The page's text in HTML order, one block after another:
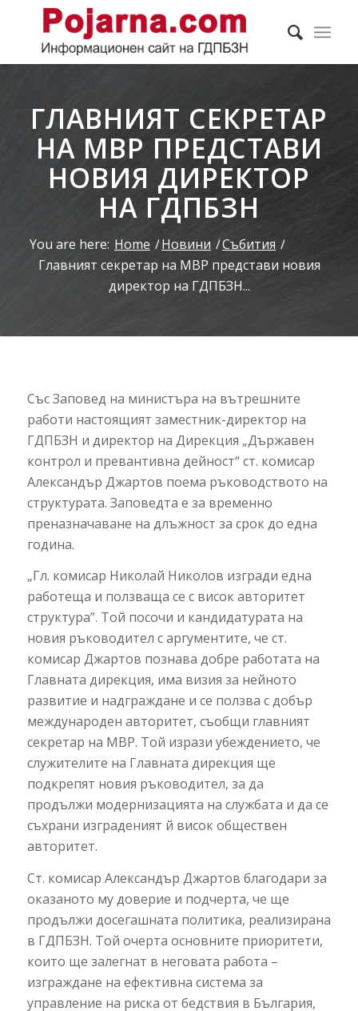
ГЛАВНИЯТ СЕКРЕТАР
НА МВР ПРЕДСТАВИ
НОВИЯ ДИРЕКТОР
НА ГДПБЗН
You are here: Home /Новини /Събития /
Главният секретар на МВР представи новия
директор на ГДПБЗН...
Със Заповед на министъра на вътрешните
работи настоящият заместник-директор на
ГДПБЗН и директор на Дирекция „Държавен
контрол и превантивна дейност“ ст. комисар
Александър Джартов поема ръководството на
структурата. Заповедта е за временно
преназначаване на длъжност за срок до една
година.
„Гл. комисар Николай Николов изгради една
работеща и ползваща се с висок авторитет
структура”. Той посочи и кандидатурата на
новия ръководител с аргументите, че ст.
комисар Джартов познава добре работата на
Главната дирекция, има визия за нейното
развитие и надграждане и се ползва с добър
международен авторитет, съобщи главният
секретар на МВР. Той изрази убеждението, че
служителите на Главната дирекция ще
подкрепят новия ръководител, за да
продължи модернизацията на службата и да се
съхрани изграденият й висок обществен
авторитет.
Ст. комисар Александър Джартов благодари за
оказаното му доверие и подчерта, че ще
продължи досегашната политика, реализирана
в ГДПБЗН. Той очерта основните приоритети,
които ще залегнат в неговата работа –
изграждане на ефективна система за
управление на риска от бедствия в България,